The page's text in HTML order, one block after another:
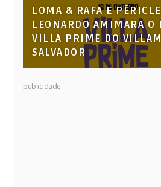
LOMA & RAFA E
LEONARDO AMIMARA O
VILLA PRIME DO
SALVADOR
publicidade